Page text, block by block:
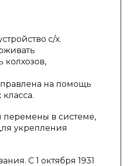
с/х.
колхозов,
на помощь
перемены в системе,
укрепления
С 1 октября 1931